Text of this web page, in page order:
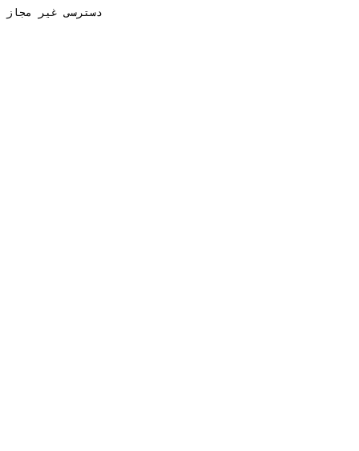
دسترسی غیر مجاز